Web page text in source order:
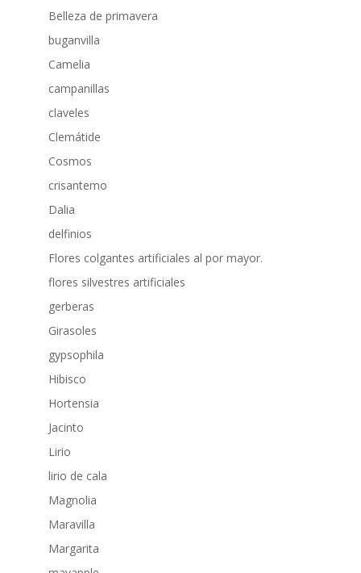
Belleza de primavera
buganvilla
Camelia
campanillas
claveles
Clemátide
Cosmos
crisantemo
Dalia
delfinios
Flores colgantes artificiales al por mayor.
flores silvestres artificiales
gerberas
Girasoles
gypsophila
Hibisco
Hortensia
Jacinto
Lirio
lirio de cala
Magnolia
Maravilla
Margarita